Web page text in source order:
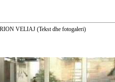
VELIAJ (Tekst dhe fotogaleri)